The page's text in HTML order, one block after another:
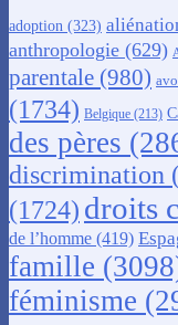
adoption (323)
anthropologie (629)
parentale (980)
(1734) Belgique (213)
des pères
discrimination
(1724) droits
de l’homme (419)
famille
féminisme